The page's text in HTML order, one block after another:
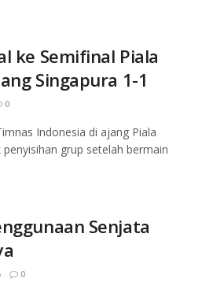
ke Semifinal Piala
Singapura 1-1
0
Indonesia di ajang Piala
grup setelah bermain
Senjata
0